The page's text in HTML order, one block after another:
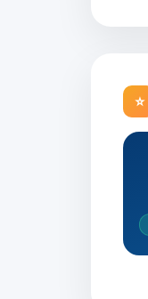
⭐